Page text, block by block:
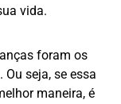
vida.
foram os
seja, se essa
maneira, é